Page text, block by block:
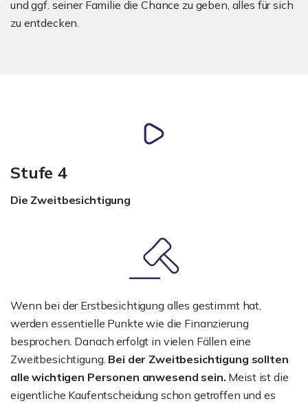
und ggf. seiner Familie die Chance zu geben, alles für sich
zu entdecken.
Stufe 4
Die Zweitbesichtigung
Wenn bei der Erstbesichtigung alles gestimmt hat,
werden essentielle Punkte wie die Finanzierung
besprochen. Danach erfolgt in vielen Fällen eine
Zweitbesichtigung. Bei der Zweitbesichtigung sollten
alle wichtigen Personen anwesend sein. Meist ist die
eigentliche Kaufentscheidung schon getroffen und es